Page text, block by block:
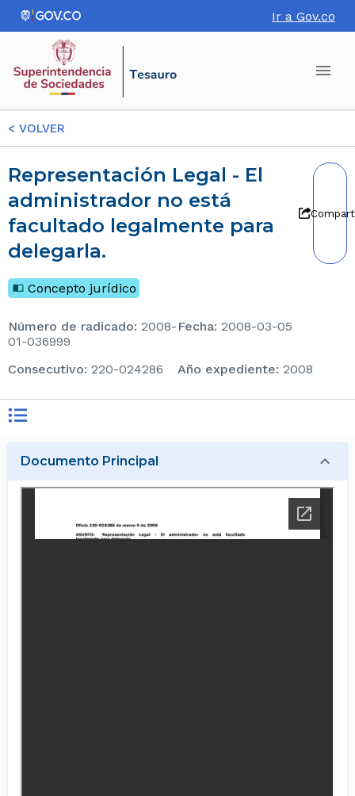
Ir a Gov.co
< VOLVER
Representación Legal - El
administrador no está
facultado legalmente para
delegarla.
Concepto jurídico
Número de radicado: 2008-
01-036999
Fecha: 2008-03-05
consecutivo: 220-024286 Año expediente: 2008
Documento Principal